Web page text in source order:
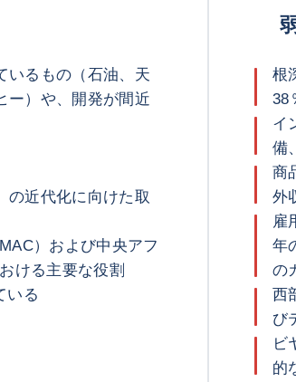
いるもの（石油、天
ー）や、開発が間近
の近代化に向けた取
）および中央アフ
ける主要な役割
いる
根
38
イ
備
商
外
雇
年
の
西
び
ビ
的